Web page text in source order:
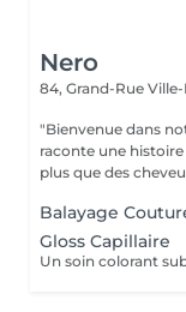
Nero
84, Grand-Rue Ville-
"Bienvenue dans
raconte une
plus que des
Balayage
Gloss Capillaire